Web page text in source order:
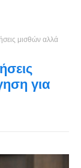
μισθών αλλά
για